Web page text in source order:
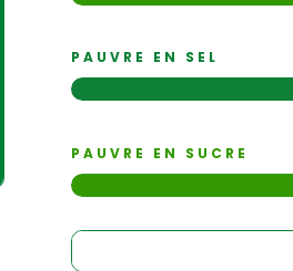
PAUVRE EN SEL
PAUVRE EN SUCRE